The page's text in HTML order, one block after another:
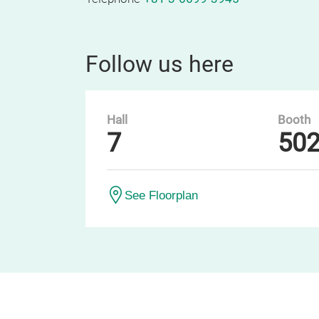
Follow us here
Hall
7
Booth
See Floorplan